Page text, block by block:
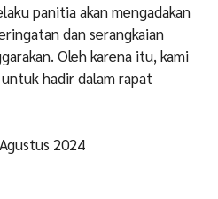
panitia akan mengadakan
dan serangkaian
Oleh karena itu, kami
hadir dalam rapat
2024